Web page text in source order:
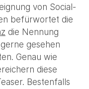
von Social-
befürwortet die
die Nennung
gesehen
Genau wie
diese
Bestenfalls